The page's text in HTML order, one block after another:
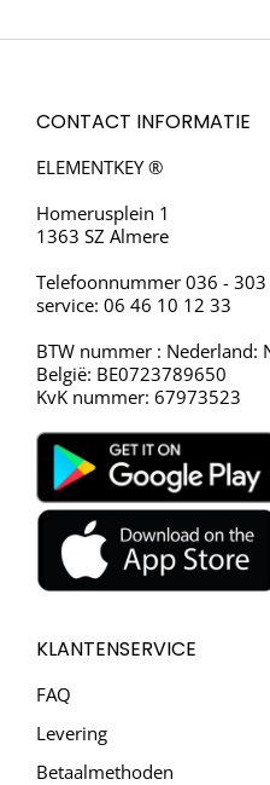
CONTACT INFORMATIE
ELEMENTKEY ®
Homerusplein 1
1363 SZ Almere
Telefoonnummer 036 -
service: 06 46 10 12 33
BTW nummer : Nederland:
België: BE0723789650
KvK nummer: 67973523
KLANTENSERVICE
FAQ
Levering
Betaalmethoden